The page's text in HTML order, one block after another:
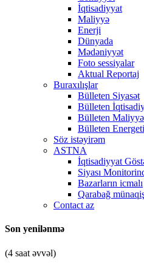
İqtisadiyyat
Maliyyə
Enerji
Dünyada
Mədəniyyət
Foto sessiyalar
Aktual Reportaj
Buraxılışlar
Bülleten Siyasət
Bülleten
Bülleten Maliyyə
Bülleten
Söz istəyirəm
ASTNA
İqtisadiyyat
Siyası
Bazarların icmalı
Qarabağ
Contact az
Son yenilənmə
(4 saat əvvəl)